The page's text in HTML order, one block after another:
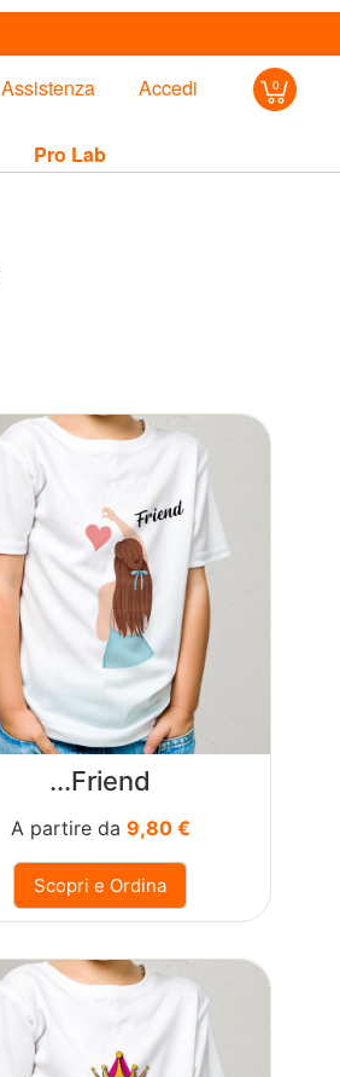
Assistenza Accedi 0
Pro Lab
...Friend
A partire da 9,80 €
Scopri e Ordina